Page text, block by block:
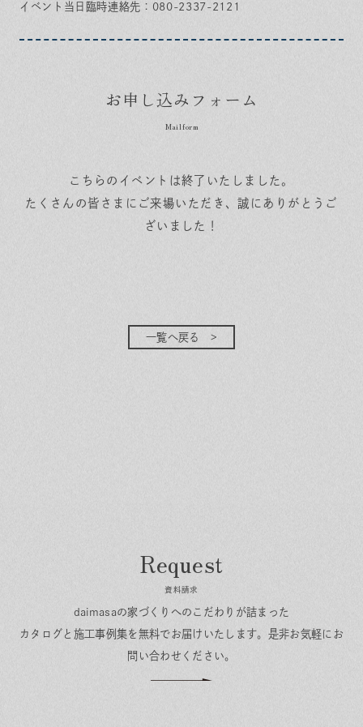
イベント当日臨時連絡先：080-2337-2121
お申し込みフォーム
こちらのイベントは終了いたしました。
たくさんの皆さまにご来場いただき、誠にありがとうご
ざいました！
一覧へ戻る
資料請求
daimasaの家づくりへのこだわりが詰まった
カタログと施工事例集を無料でお届けいたします。 是非お気軽にお
問い合わせください。